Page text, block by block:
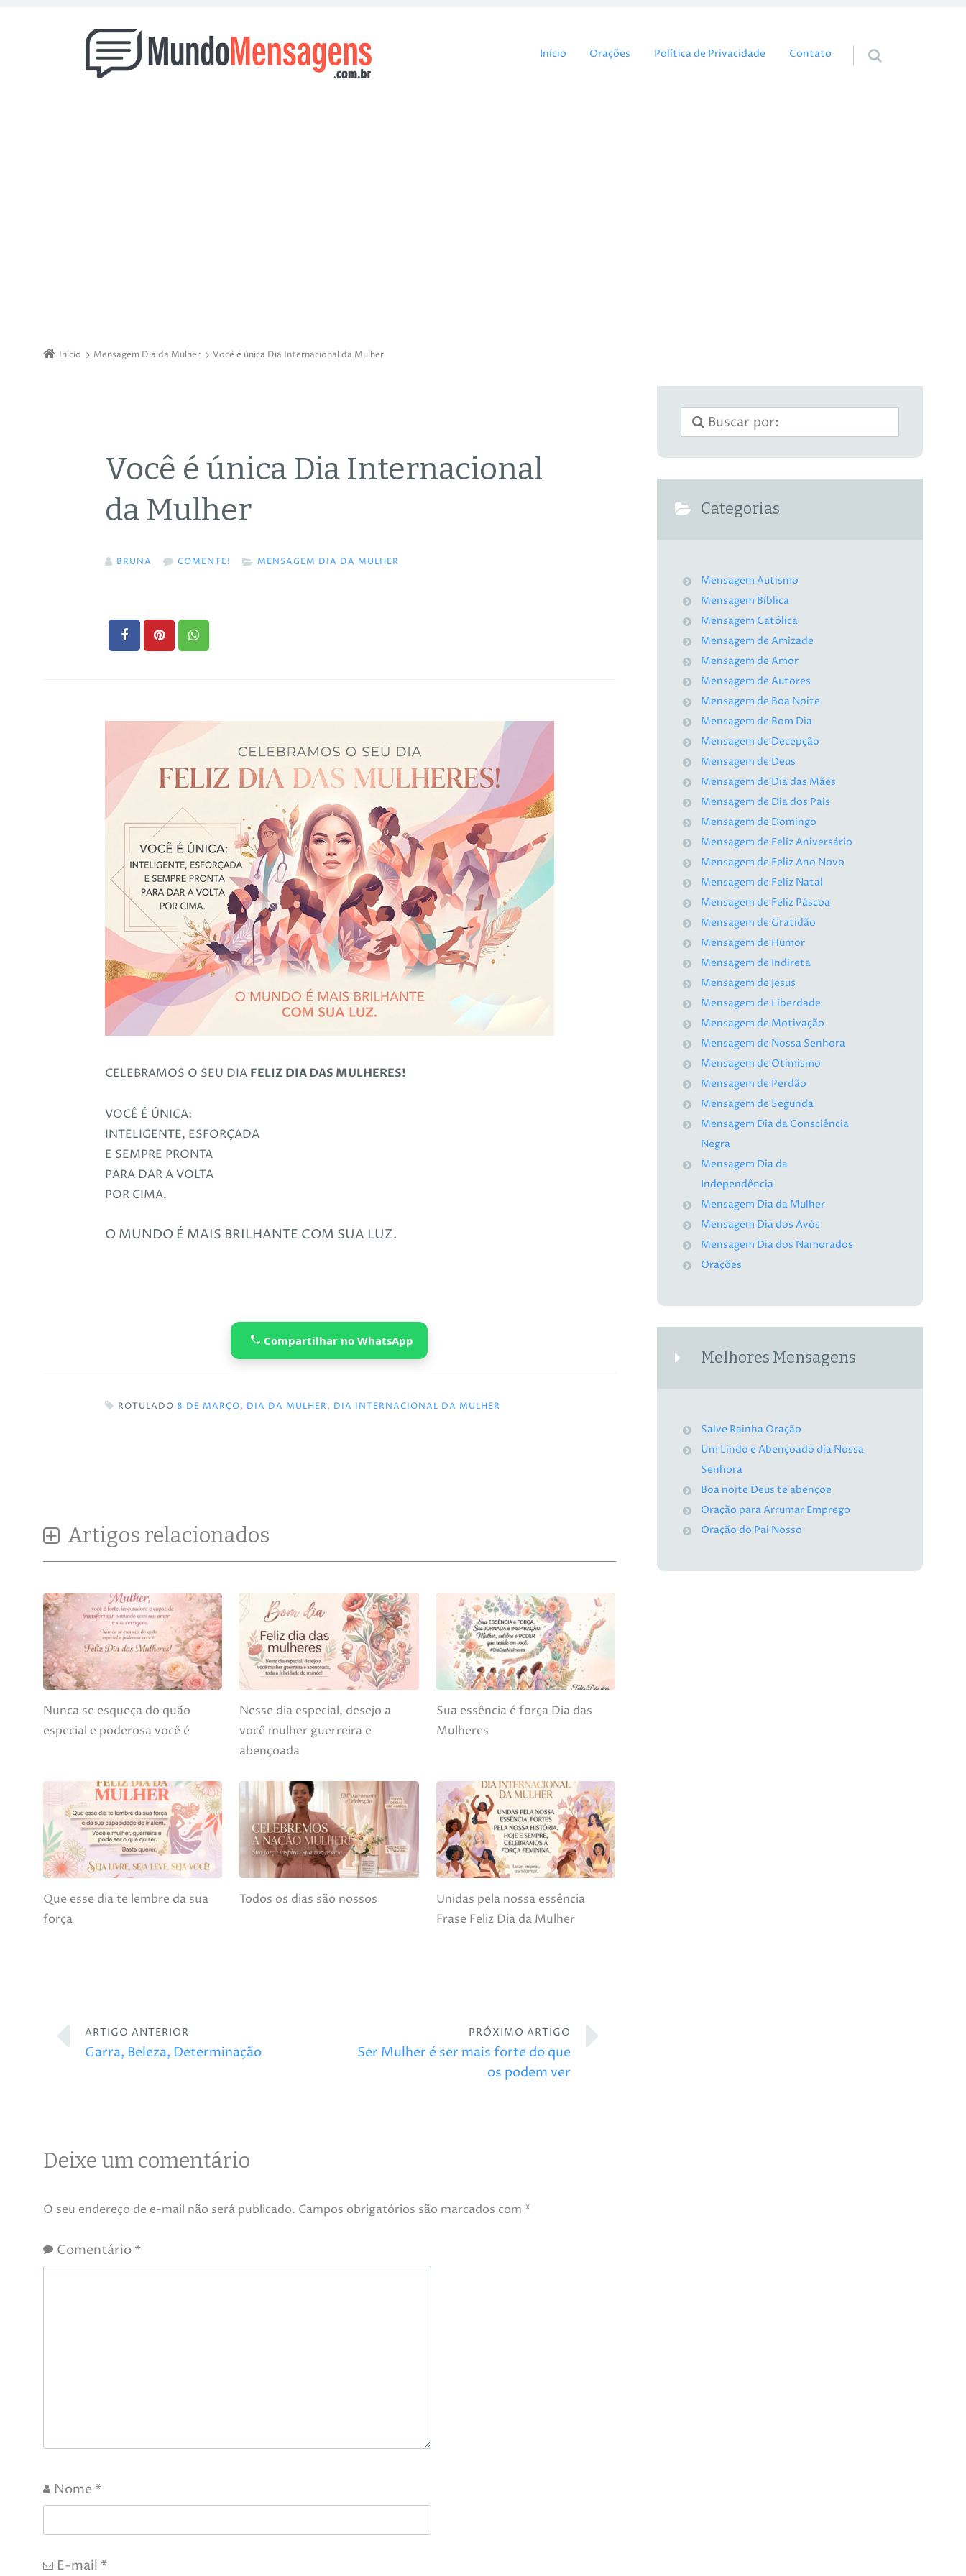
Pular para o conteúdo
Início Orações Política de Privacidade Contato
Início Mensagem Dia da Mulher Você é única Dia Internacional da Mulher
Você é única Dia Internacional
da Mulher
BRUNA COMENTE! MENSAGEM DIA DA MULHER
CELEBRAMOS O SEU DIA FELIZ DIA DAS MULHERES!
VOCÊ É ÚNICA:
INTELIGENTE, ESFORÇADA
E SEMPRE PRONTA
PARA DAR A VOLTA
POR CIMA.
O MUNDO É MAIS BRILHANTE COM SUA LUZ.
Compartilhar no WhatsApp
ROTULADO 8 DE MARÇO, DIA DA MULHER, DIA INTERNACIONAL DA MULHER
Artigos relacionados
Nunca se esqueça do quão
especial e poderosa você é
Nesse dia especial, desejo a
você mulher guerreira e
abençoada
Sua essência é força Dia das
Mulheres
Que esse dia te lembre da sua
força
Todos os dias são nossos
Unidas pela nossa essência
Frase Feliz Dia da Mulher
ARTIGO ANTERIOR
Garra, Beleza, Determinação
PRÓXIMO ARTIGO
Ser Mulher é ser mais forte do que
os podem ver
Deixe um comentário
O seu endereço de e-mail não será publicado. Campos obrigatórios são marcados com *
Comentário *
Nome *
E-mail *
Categorias
Mensagem Autismo
Mensagem Bíblica
Mensagem Católica
Mensagem de Amizade
Mensagem de Amor
Mensagem de Autores
Mensagem de Boa Noite
Mensagem de Bom Dia
Mensagem de Decepção
Mensagem de Deus
Mensagem de Dia das Mães
Mensagem de Dia dos Pais
Mensagem de Domingo
Mensagem de Feliz Aniversário
Mensagem de Feliz Ano Novo
Mensagem de Feliz Natal
Mensagem de Feliz Páscoa
Mensagem de Gratidão
Mensagem de Humor
Mensagem de Indireta
Mensagem de Jesus
Mensagem de Liberdade
Mensagem de Motivação
Mensagem de Nossa Senhora
Mensagem de Otimismo
Mensagem de Perdão
Mensagem de Segunda
Mensagem Dia da Consciência
Negra
Mensagem Dia da
Independência
Mensagem Dia da Mulher
Mensagem Dia dos Avós
Mensagem Dia dos Namorados
Orações
Melhores Mensagens
Salve Rainha Oração
Um Lindo e Abençoado dia Nossa
Senhora
Boa noite Deus te abençoe
Oração para Arrumar Emprego
Oração do Pai Nosso